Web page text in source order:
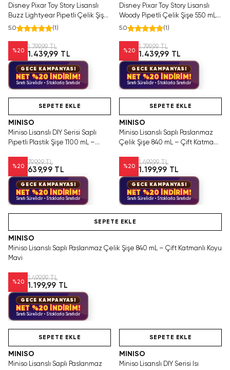
Disney Pixar Toy Story Lisanslı
Buzz Lightyear Pipetli Çelik Şişe
550 mL – Saplı Tasarım
5.0 (1 )
%20
1.799,99 TL
1.439,99 TL
GECE KAMPANYASI
NET %20 İNDİRİM!
Sınırlı Sürelidir • Stoklarla Sınırlıdır
Disney Pixar Toy Story Lisanslı
Woody Pipetli Çelik Şişe 550 mL
– Saplı Tasarım
5.0 (1 )
%20
1.799,99 TL
1.439,99 TL
GECE KAMPANYASI
NET %20 İNDİRİM!
Sınırlı Sürelidir • Stoklarla Sınırlıdır
SEPETE EKLE
MINISO
Miniso Lisanslı DIY Serisi Saplı
Pipetli Plastik Şişe 1100 mL –
%20
799,99 TL
639,99 TL
GECE KAMPANYASI
NET %20 İNDİRİM!
Sınırlı Sürelidir • Stoklarla Sınırlıdır
SEPETE EKLE
MINISO
Miniso Lisanslı Saplı Paslanmaz
Çelik Şişe 840 mL – Çift Katmanlı
%20
1.499,99 TL
1.199,99 TL
GECE KAMPANYASI
NET %20 İNDİRİM!
Sınırlı Sürelidir • Stoklarla Sınırlıdır
SEPETE EKLE
MINISO
Miniso Lisanslı Saplı Paslanmaz Çelik Şişe 840 mL – Çift Katmanlı Koyu
Mavi
%20
1.499,99 TL
1.199,99 TL
GECE KAMPANYASI
NET %20 İNDİRİM!
Sınırlı Sürelidir • Stoklarla Sınırlıdır
SEPETE EKLE
MINISO
Miniso Lisanslı Saplı Paslanmaz
SEPETE EKLE
MINISO
Miniso Lisanslı DIY Serisi Isı